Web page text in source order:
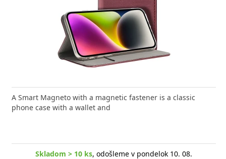
A Smart Magneto with a magnetic fastener is a classic
phone case with a wallet and
Skladom > 10 ks, odošleme v pondelok 10. 08.